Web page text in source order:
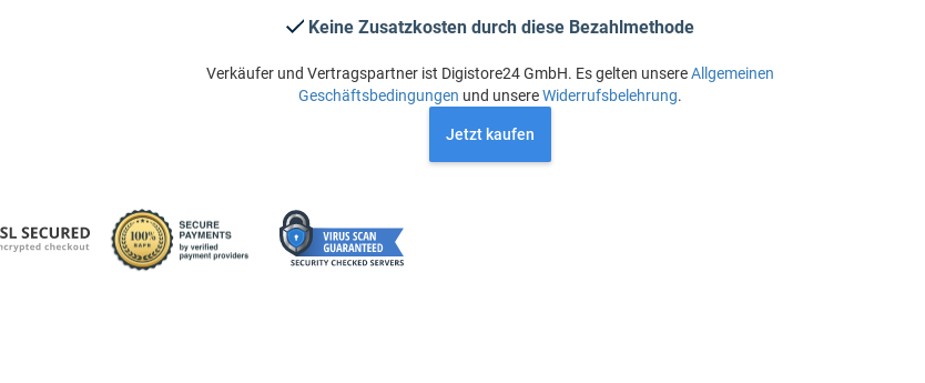
Keine Zusatzkosten durch diese Bezahlmethode
Verkäufer und Vertragspartner ist Digistore24 GmbH. Es gelten unsereAllgemeinen
Geschäftsbedingungen und unsereWiderrufsbelehrung.
Jetzt kaufen